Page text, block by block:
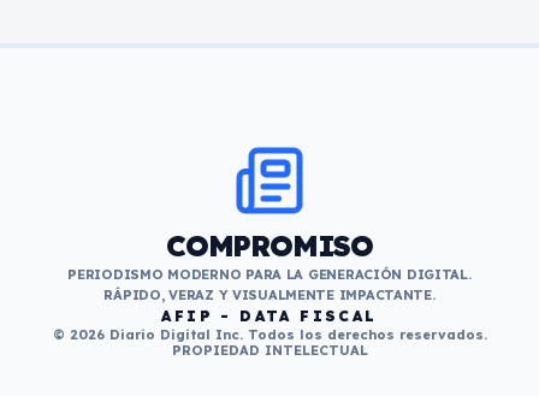
COMPROMISO
PERIODISMO MODERNO PARA LA GENERACIÓN DIGITAL.
RÁPIDO, VERAZ Y VISUALMENTE IMPACTANTE.
AFIP - DATA FISCAL
© 2026 Diario Digital Inc. Todos los derechos reservados.
PROPIEDAD INTELECTUAL